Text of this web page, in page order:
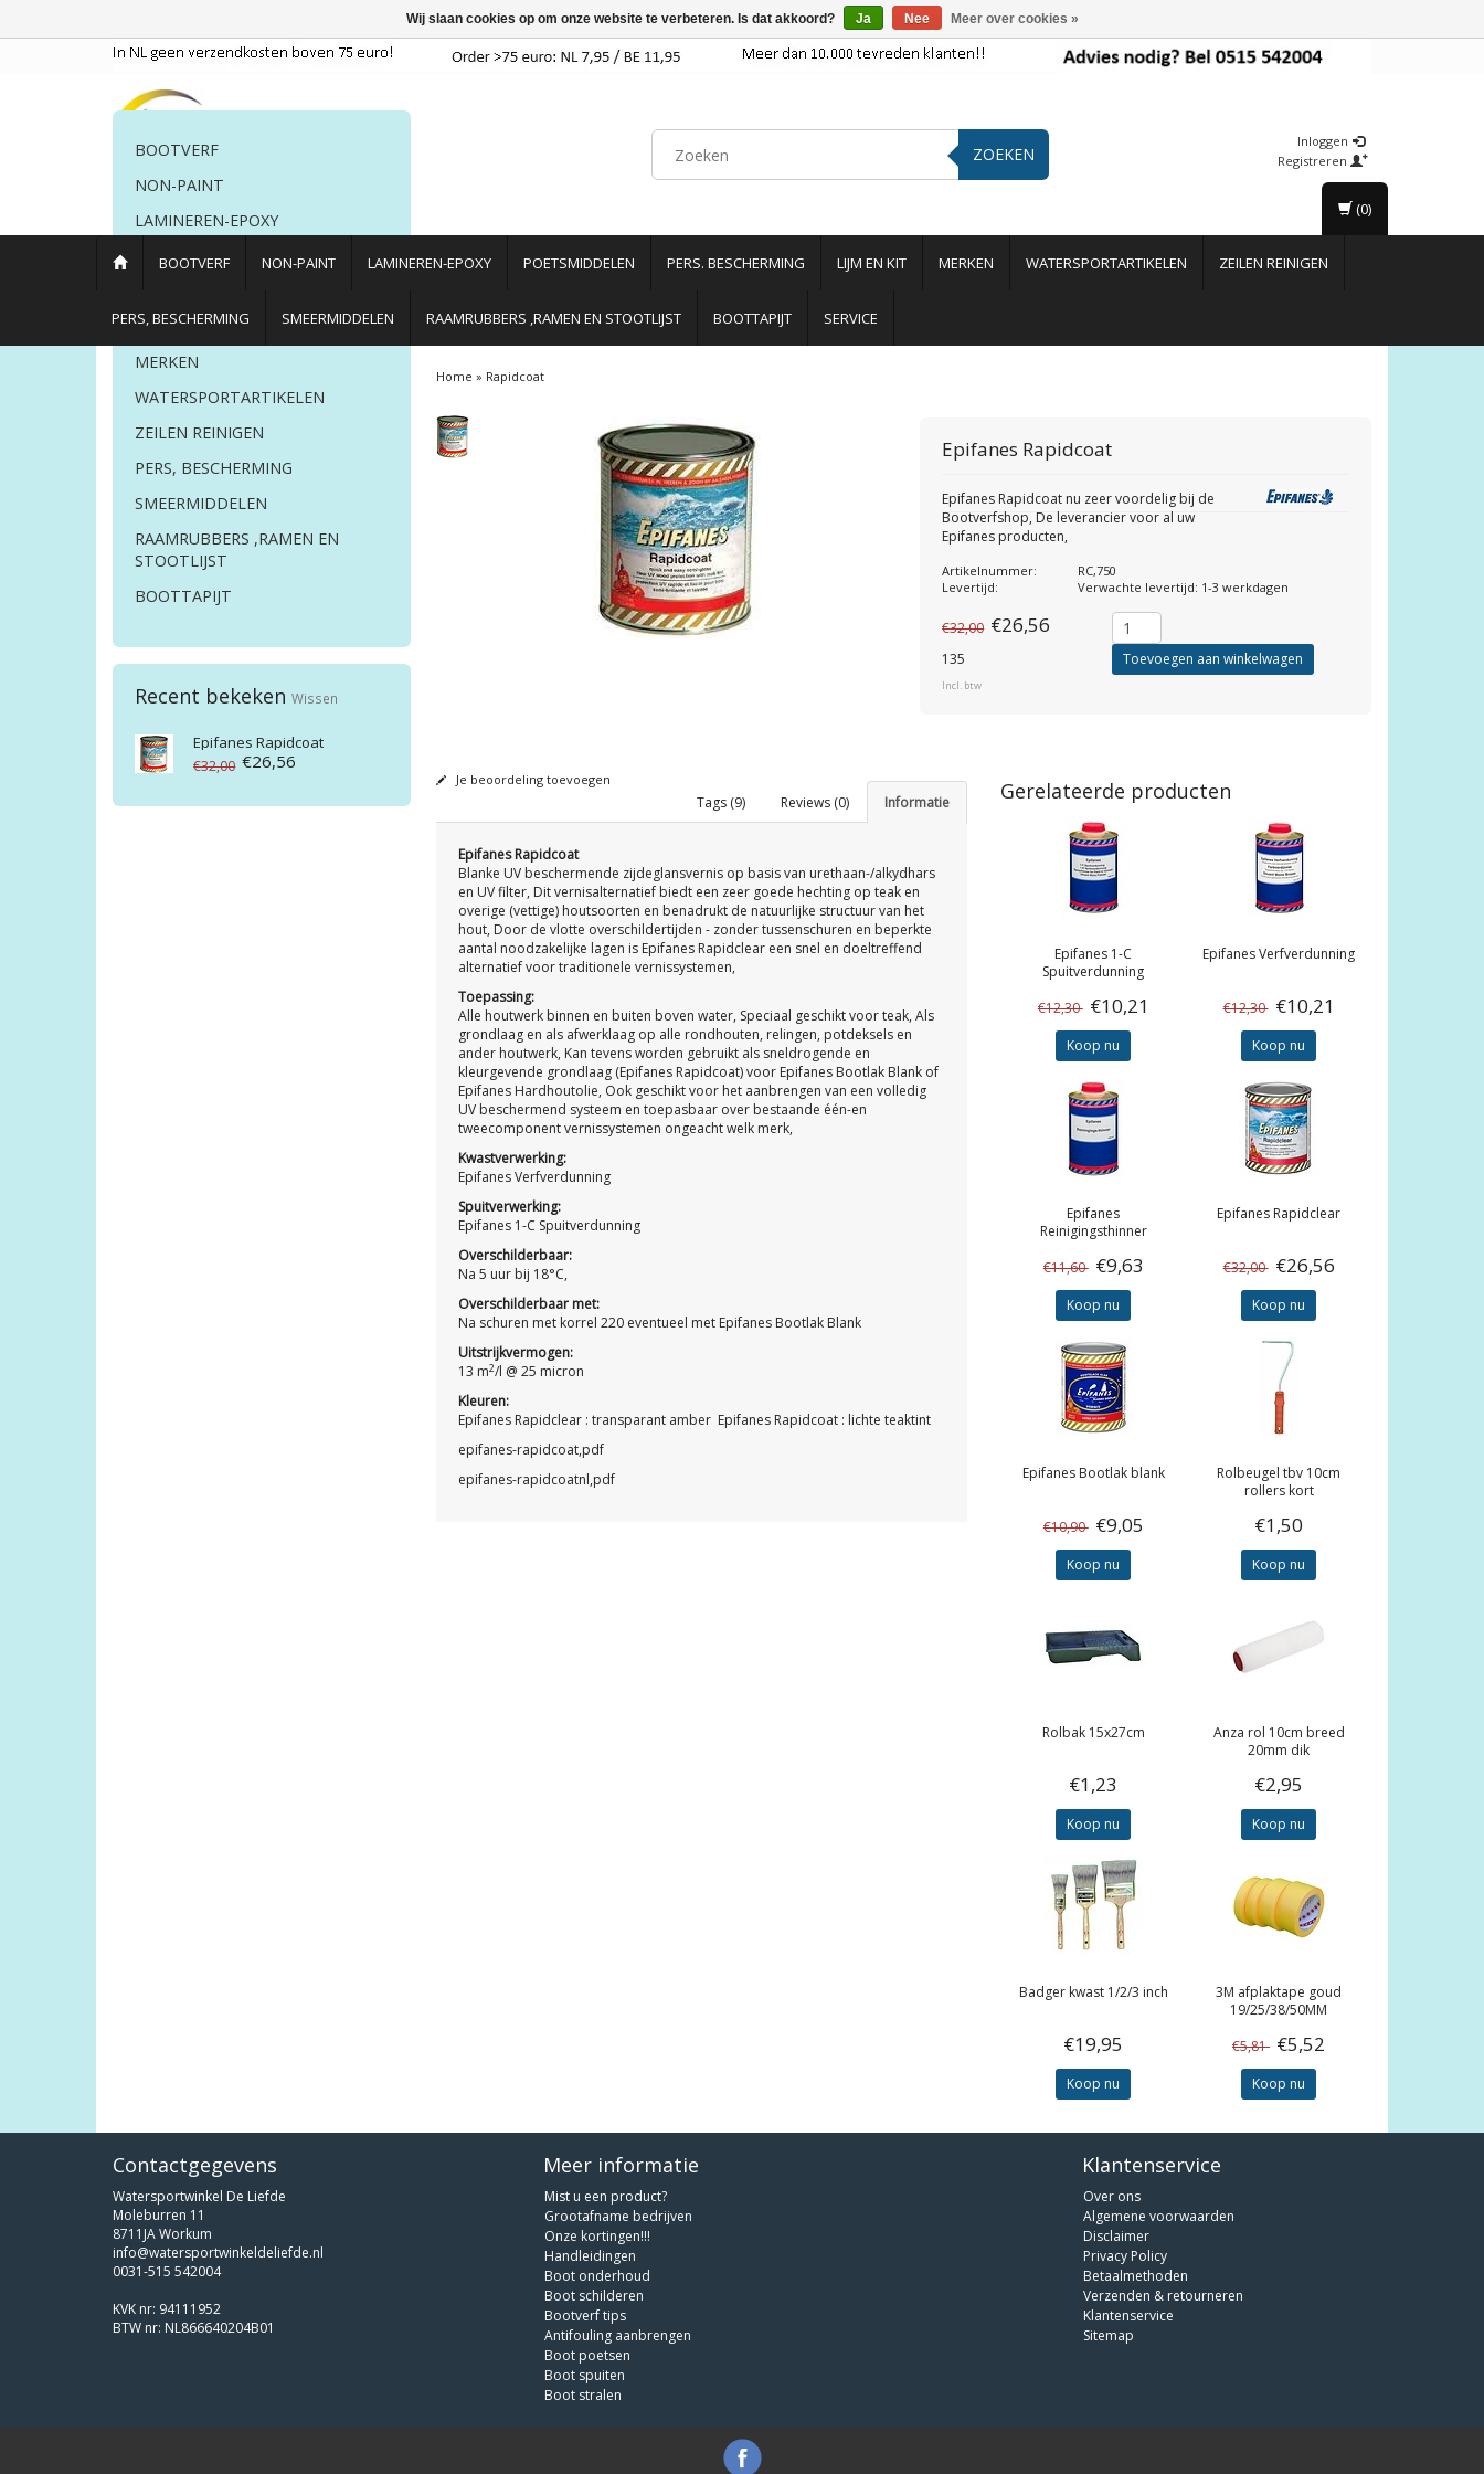
ZOEKEN
Inloggen
Registreren
BOOTVERF NON-PAINT LAMINEREN-EPOXY POETSMIDDELEN PERS. BESCHERMING LIJM EN KIT MERKEN WATERSPORTARTIKELEN ZEILEN REINIGEN
PERS, BESCHERMING SMEERMIDDELEN RAAMRUBBERS ,RAMEN EN STOOTLIJST BOOTTAPIJT SERVICE
(0)
BOOTVERF
NON-PAINT
LAMINEREN-EPOXY
POETSMIDDELEN
LIJM EN KIT
MERKEN
WATERSPORTARTIKELEN
ZEILEN REINIGEN
PERS, BESCHERMING
SMEERMIDDELEN
RAAMRUBBERS ,RAMEN EN
STOOTLIJST
BOOTTAPIJT
Recent bekeken Wissen
Epifanes Rapidcoat
€32,00 €26,56
Home » Rapidcoat
Epifanes Rapidcoat
Epifanes Rapidcoat nu zeer voordelig bij de
Bootverfshop, De leverancier voor al uw
Epifanes producten,
Artikelnummer:
RC,750
Levertijd:
Verwachte levertijd: 1-3 werkdagen
€32,00 €26,56
135
Incl. btw
Toevoegen aan winkelwagen
Je beoordeling toevoegen
Informatie
Reviews (0)
Tags (9)
Epifanes Rapidcoat
Blanke UV beschermende zijdeglansvernis op basis van urethaan-/alkydhars
en UV filter, Dit vernisalternatief biedt een zeer goede hechting op teak en
overige (vettige) houtsoorten en benadrukt de natuurlijke structuur van het
hout, Door de vlotte overschildertijden - zonder tussenschuren en beperkte
aantal noodzakelijke lagen is Epifanes Rapidclear een snel en doeltreffend
alternatief voor traditionele vernissystemen,
Toepassing:
Alle houtwerk binnen en buiten boven water, Speciaal geschikt voor teak, Als
grondlaag en als afwerklaag op alle rondhouten, relingen, potdeksels en
ander houtwerk, Kan tevens worden gebruikt als sneldrogende en
kleurgevende grondlaag (Epifanes Rapidcoat) voor Epifanes Bootlak Blank of
Epifanes Hardhoutolie, Ook geschikt voor het aanbrengen van een volledig
UV beschermend systeem en toepasbaar over bestaande één-en
tweecomponent vernissystemen ongeacht welk merk,
Kwastverwerking:
Epifanes Verfverdunning
Spuitverwerking:
Epifanes 1-C Spuitverdunning
Overschilderbaar:
Na 5 uur bij 18°C,
Overschilderbaar met:
Na schuren met korrel 220 eventueel met Epifanes Bootlak Blank
Uitstrijkvermogen:
13 m2/l @ 25 micron
Kleuren:
Epifanes Rapidclear : transparant amber Epifanes Rapidcoat : lichte teaktint
epifanes-rapidcoat,pdf
epifanes-rapidcoatnl,pdf
Gerelateerde producten
Epifanes 1-C
Spuitverdunning
€12,30 €10,21
Koop nu
EpifanesVerfverdunning
€12,30 €10,21
Koop nu
Epifanes
Reinigingsthinner
€11,60 €9,63
Koop nu
Epifanes Rapidclear
€32,00 €26,56
Koop nu
EpifanesBootlak blank
€10,90 €9,05
Koop nu
Rolbeugel tbv 10cm
rollers kort
€1,50
Koop nu
Rolbak 15x27cm
€1,23
Koop nu
Anza rol 10cm breed
20mm dik
€2,95
Koop nu
Badger kwast 1/2/3 inch
€19,95
Koop nu
3M afplaktape goud
19/25/38/50MM
€5,81 €5,52
Koop nu
Contactgegevens
Watersportwinkel De Liefde
Moleburren 11
8711JA Workum
info@watersportwinkeldeliefde.nl
0031-515 542004
KVK nr: 94111952
BTW nr: NL866640204B01
Meer informatie
Mist u een product?
Grootafname bedrijven
Onze kortingen!!!
Handleidingen
Boot onderhoud
Boot schilderen
Bootverf tips
Antifouling aanbrengen
Boot poetsen
Boot spuiten
Boot stralen
Klantenservice
Over ons
Algemene voorwaarden
Disclaimer
Privacy Policy
Betaalmethoden
Verzenden & retourneren
Klantenservice
Sitemap
Wij slaan cookies op om onze website te verbeteren. Is dat akkoord? Ja Nee Meer over cookies »